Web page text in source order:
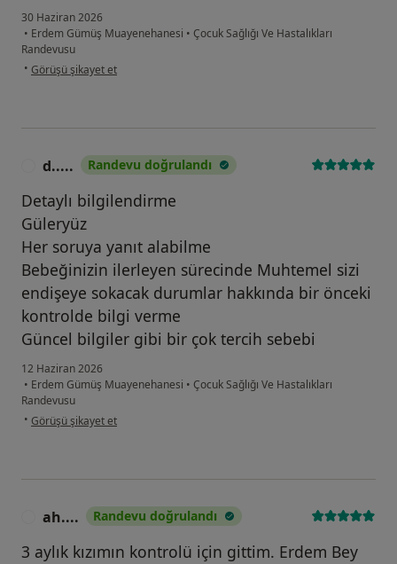
30 Haziran 2026
• Erdem Gümüş Muayenehanesi • Çocuk Sağlığı Ve Hastalıkları
Randevusu
• kullanıcının görüşüne göre h....a
Görüşü şikayet et
d..... Randevu doğrulandı
Detaylı bilgilendirme
Güleryüz
Her soruya yanıt alabilme
Bebeğinizin ilerleyen sürecinde Muhtemel sizi
endişeye sokacak durumlar hakkında bir önceki
kontrolde bilgi verme
Güncel bilgiler gibi bir çok tercih sebebi
12 Haziran 2026
• Erdem Gümüş Muayenehanesi • Çocuk Sağlığı Ve Hastalıkları
Randevusu
• kullanıcının görüşüne göre d.....
Görüşü şikayet et
ah.... Randevu doğrulandı
3 aylık kızımın kontrolü için gittim. Erdem Bey